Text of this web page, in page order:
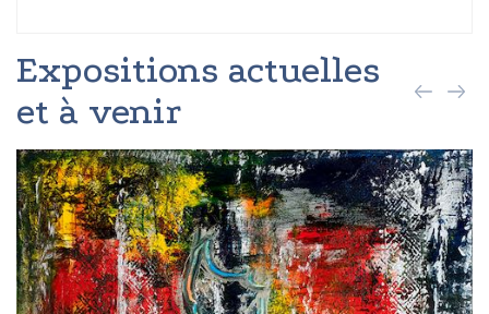
Expositions actuelles
et à venir